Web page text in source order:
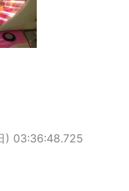
) 03:36:48.725